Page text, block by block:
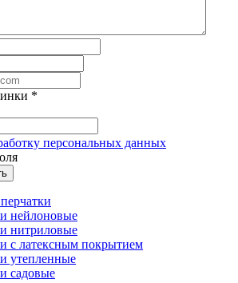
*
персональных данных
нейлоновые
нитриловые
с латексным покрытием
утепленные
садовые